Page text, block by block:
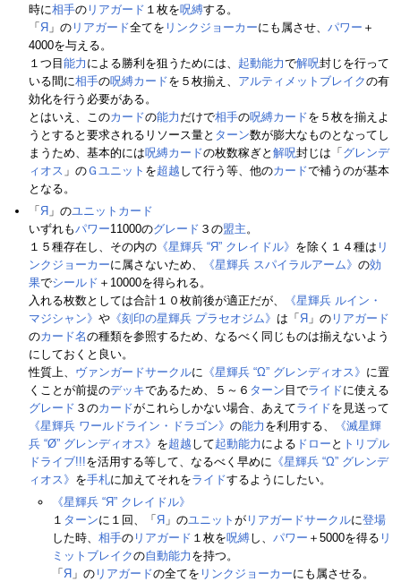
時に相手の リアガード １枚を呪縛する。
「 Я 」の リアガード全てを リンクジョーカーにも属させ、 パワー ＋
4000を与える。
１つ目 能力 による勝利を狙うためには、 起動能力で解呪封じを行って
いる間に相手の呪縛カードを５枚揃え、 アルティメットブレイクの有
効化を行う必要がある。
とはいえ、このカードの能力 だけで相手の呪縛カードを５枚を揃えよ
うとすると要求されるリソース量と ターン数が膨大なものとなってし
まうため、基本的には呪縛カードの枚数稼ぎと 解呪封じは「 グレンデ
ィオス 」の Ｇユニット を超越 して行う等、他のカードで補うのが基本
となる。
「 Я 」のユニットカード
いずれもパワー11000のグレード ３の盟主。
１５種存在し、その内の 《星輝兵 “Я” クレイドル》 を除く１４種は リ
ンクジョーカーに属さないため、 《星輝兵 スパイラルアーム》 の効
果でシールド ＋10000を得られる。
入れる枚数としては合計１０枚前後が適正だが、
《星輝兵 ルイン・
マジシャン》 や 《刻印の星輝兵 プラセオジム》 は「 Я 」の リアガード
のカード名の種類を参照するため、なるべく同じものは揃えないよう
にしておくと良い。
性質上、 ヴァンガードサークルに 《星輝兵 “Ω” グレンディオス》 に置
くことが前提のデッキであるため、５～６ ターン 目でライドに使える
グレード ３のカードがこれらしかない場合、あえてライドを見送って
《星輝兵 ワールドライン・ドラゴン》 の能力 を利用する、
《滅星輝
兵 “Ø” グレンディオス》 を超越 して起動能力 による ドロー と トリプル
ドライブ!!!を活用する等して、なるべく早めに 《星輝兵 “Ω” グレンデ
ィオス》 を手札に加えてそれをライドするようにしたい。
《星輝兵 “Я” クレイドル》
１ ターンに１回、「 Я 」のユニット が リアガードサークルに登場
した時、 相手の リアガード １枚を呪縛し、 パワー ＋5000を得る リ
ミットブレイクの自動能力 を持つ。
「 Я 」の リアガードの全てを リンクジョーカーにも属させる。